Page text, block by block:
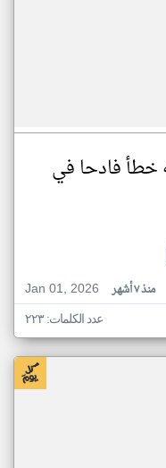
خطأ فادحا في
Jan 01, 2026
منذ ٧ أشهر
عدد الكلمات: ٢٢٣